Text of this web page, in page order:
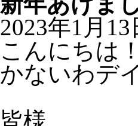
2023年1月13
こんにちは
かないわデ
皆様